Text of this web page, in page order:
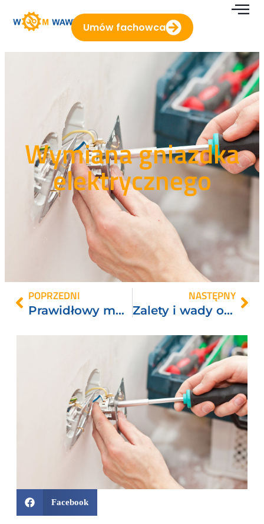
Umów fachowca
Wymiana gniazdka
elektrycznego
POPRZEDNI
Prawidłowy montaż zmywarki
NASTĘPNY
Zalety i wady ościeżnicy regulowanej.
Facebook